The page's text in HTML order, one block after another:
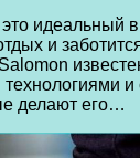
идеальный
и
и
делают его…